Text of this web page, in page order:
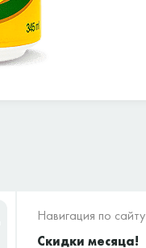
Навигация по сайту
Скидки месяца!